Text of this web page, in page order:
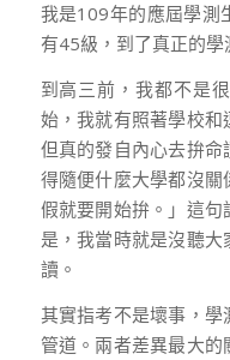
我是109年的應屆學測
有45級，到了真正的學
到高三前，我都不是
始，我就有照著學校和
但真的發自內心去拚
得隨便什麼大學都沒
假就要開始拚。」這
是，我當時就是沒聽
讀。
其實指考不是壞事，
管道。兩者差異最大